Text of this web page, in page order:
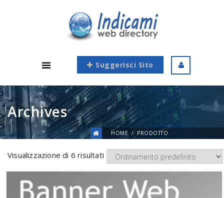
Suggerisci Sito
Archives
HOME PRODOTTO
Visualizzazione di 6 risultati